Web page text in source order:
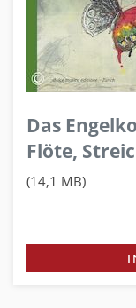
Das
Flöte,
(14,1 MB)